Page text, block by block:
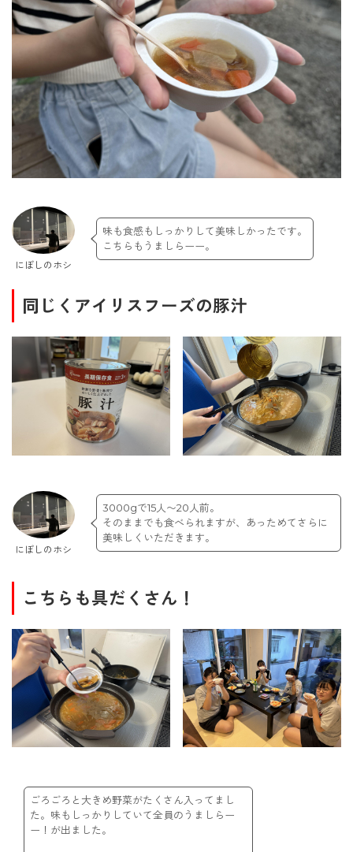
にぼしのホシ
味も食感もしっかりして美味しかったです。
こちらもうましらーー。
同じくアイリスフーズの豚汁
にぼしのホシ
3000gで15人〜20人前。
そのままでも食べられますが、あっためてさらに
美味しくいただきます。
こちらも具だくさん！
ごろごろと大きめ野菜がたくさん入ってまし
た。味もしっかりしていて全員のうましらー
ー！が出ました。